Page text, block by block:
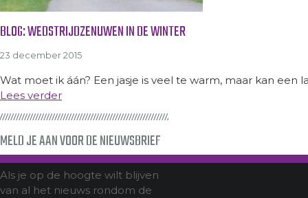
BLOG: WEDSTRIJDZENUWEN IN DE WINTER
23 december 2015
Wat moet ik áán? Een jasje is veel te warm, maar kan een
Lees verder
MELD JE AAN VOOR DE NIEUWSBRIEF
Als je op de hoogte wilt blijven
van al het nieuws rondom de